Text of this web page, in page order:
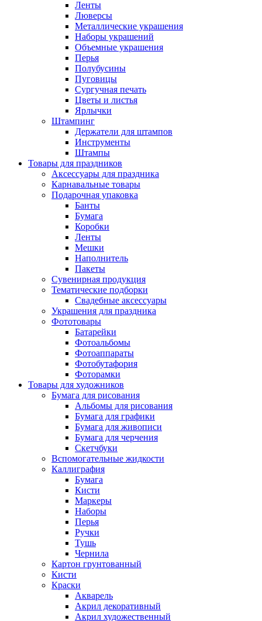
Ленты
Люверсы
Металлические украшения
Наборы украшений
Объемные украшения
Перья
Полубусины
Пуговицы
Сургучная печать
Цветы и листья
Ярлычки
Штампинг
Держатели для штампов
Инструменты
Штампы
Товары для праздников
Аксессуары для праздника
Карнавальные товары
Подарочная упаковка
Банты
Бумага
Коробки
Ленты
Мешки
Наполнитель
Пакеты
Сувенирная продукция
Тематические подборки
Свадебные аксессуары
Украшения для праздника
Фототовары
Батарейки
Фотоальбомы
Фотоаппараты
Фотобутафория
Фоторамки
Товары для художников
Бумага для рисования
Альбомы для рисования
Бумага для графики
Бумага для живописи
Бумага для черчения
Скетчбуки
Вспомогательные жидкости
Каллиграфия
Бумага
Кисти
Маркеры
Наборы
Перья
Ручки
Тушь
Чернила
Картон грунтованный
Кисти
Краски
Акварель
Акрил декоративный
Акрил художественный